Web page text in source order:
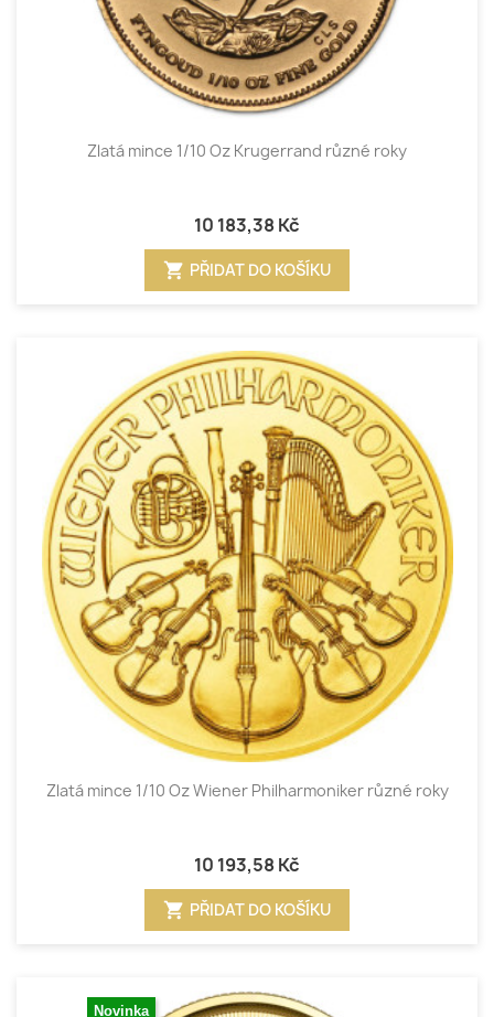
Zlatá mince 1/10 Oz Krugerrand různé roky
10 183,38 Kč
shopping_cart PŘIDAT DO KOŠÍKU
Zlatá mince 1/10 Oz Wiener Philharmoniker různé roky
10 193,58 Kč
shopping_cart PŘIDAT DO KOŠÍKU
Novinka